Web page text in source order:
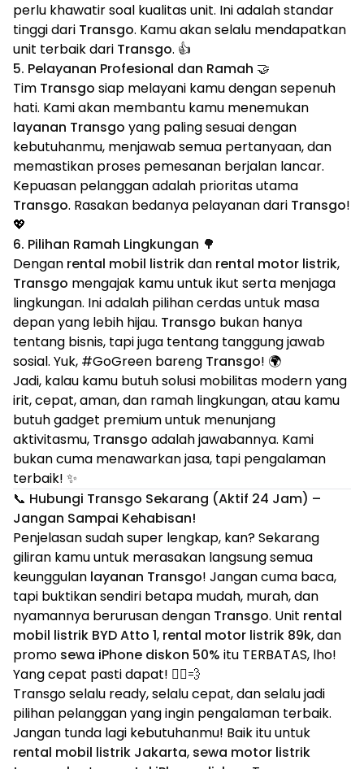
perlu khawatir soal kualitas unit. Ini adalah standar
tinggi dari Transgo. Kamu akan selalu mendapatkan
unit terbaik dari Transgo. 👍
5. Pelayanan Profesional dan Ramah 🤝
Tim Transgo siap melayani kamu dengan sepenuh
hati. Kami akan membantu kamu menemukan
layanan Transgo yang paling sesuai dengan
kebutuhanmu, menjawab semua pertanyaan, dan
memastikan proses pemesanan berjalan lancar.
Kepuasan pelanggan adalah prioritas utama
Transgo. Rasakan bedanya pelayanan dari Transgo!
💖
6. Pilihan Ramah Lingkungan 🌳
Dengan rental mobil listrikdan rental motor listrik,
Transgo mengajak kamu untuk ikut serta menjaga
lingkungan. Ini adalah pilihan cerdas untuk masa
depan yang lebih hijau. Transgo bukan hanya
tentang bisnis, tapi juga tentang tanggung jawab
sosial. Yuk, #GoGreen bareng Transgo! 🌍
Jadi, kalau kamu butuh solusi mobilitas modern yang
irit, cepat, aman, dan ramah lingkungan, atau kamu
butuh gadget premium untuk menunjang
aktivitasmu, Transgo adalah jawabannya. Kami
bukan cuma menawarkan jasa, tapi pengalaman
terbaik! ✨
📞 Hubungi Transgo Sekarang (Aktif 24 Jam) –
Jangan Sampai Kehabisan!
Penjelasan sudah super lengkap, kan? Sekarang
giliran kamu untuk merasakan langsung semua
keunggulan layanan Transgo! Jangan cuma baca,
tapi buktikan sendiri betapa mudah, murah, dan
nyamannya berurusan dengan Transgo. Unit rental
mobil listrik BYD Atto 1, rental motor listrik 89k, dan
promo sewa iPhone diskon 50% itu TERBATAS, lho!
Yang cepat pasti dapat! 🏃‍♀️💨
Transgo selalu ready, selalu cepat, dan selalu jadi
pilihan pelanggan yang ingin pengalaman terbaik.
Jangan tunda lagi kebutuhanmu! Baik itu untuk
rental mobil listrik Jakarta, sewa motor listrik